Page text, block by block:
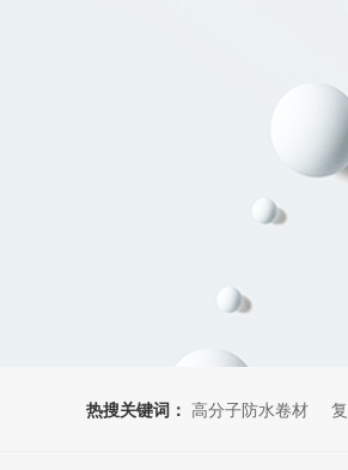
热搜关键词： 高分子防水卷材